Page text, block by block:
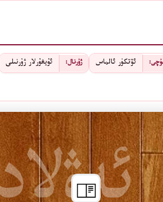
ﺋﯚﺗﻜﯜﺭ ﺋﺎﻟﻤﺎﺱ ژۇرنال: ئۇيغۇرلار ژۇرنىلى